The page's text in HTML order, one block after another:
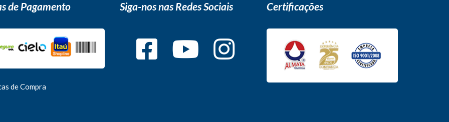
de Pagamento
de Compra
Siga-nos nas Redes Sociais Certificações